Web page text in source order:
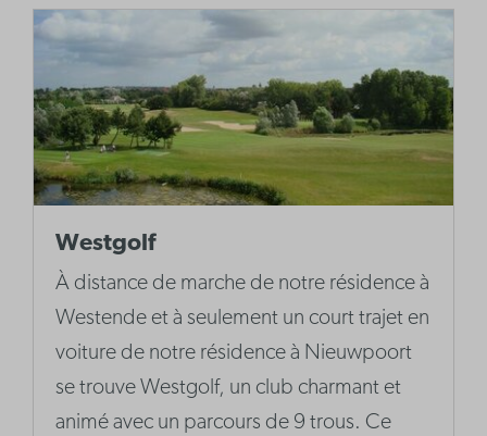
Westgolf
À distance de marche de notre résidence à
Westende et à seulement un court trajet en
voiture de notre résidence à Nieuwpoort
se trouve Westgolf, un club charmant et
animé avec un parcours de 9 trous. Ce